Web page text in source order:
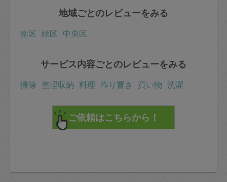
地域ごとのレビューをみる
南区 緑区 中央区
サービス内容ごとのレビューをみる
掃除 整理収納 料理 作り置き 買い物 洗濯